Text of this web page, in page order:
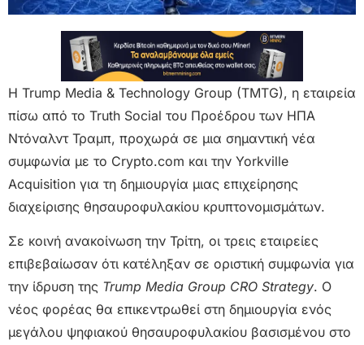
Η Trump Media & Technology Group (TMTG), η εταιρεία
πίσω από το Truth Social του Προέδρου των ΗΠΑ
Ντόναλντ Τραμπ, προχωρά σε μια σημαντική νέα
συμφωνία με το Crypto.com και την Yorkville
Acquisition για τη δημιουργία μιας επιχείρησης
διαχείρισης θησαυροφυλακίου κρυπτονομισμάτων.
Σε κοινή ανακοίνωση την Τρίτη, οι τρεις εταιρείες
επιβεβαίωσαν ότι κατέληξαν σε οριστική συμφωνία για
την ίδρυση της Trump Media Group CRO Strategy. Ο
νέος φορέας θα επικεντρωθεί στη δημιουργία ενός
μεγάλου ψηφιακού θησαυροφυλακίου βασισμένου στο